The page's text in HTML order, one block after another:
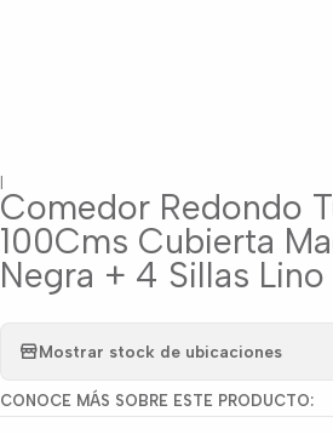
|
Comedor Redondo
100Cms Cubierta
Negra + 4 Sillas
Mostrar stock de ubicaciones
CONOCE MÁS SOBRE ESTE PRODUCTO: